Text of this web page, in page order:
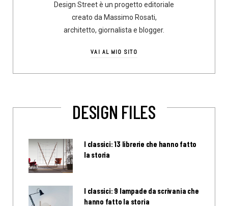
Design Street è un progetto editoriale
creato da Massimo Rosati,
architetto, giornalista e blogger.
VAI AL MIO SITO
DESIGN FILES
I classici: 13 librerie che hanno fatto
la storia
I classici: 9 lampade da scrivania che
hanno fatto la storia